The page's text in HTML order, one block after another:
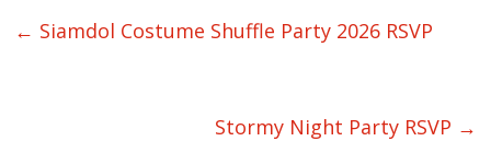
← Siamdol Costume Shuffle Party 2026 RSVP
Stormy Night Party RSVP →